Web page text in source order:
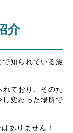
介
で知られている滋
れており、そのた
し変わった場所で
ありません！